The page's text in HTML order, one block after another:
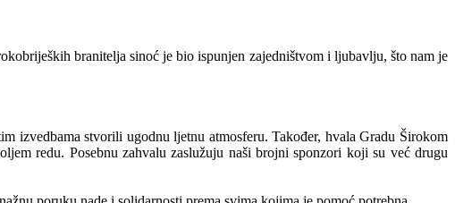
branitelja sinoć je bio ispunjen zajedništvom i ljubavlju, što nam je
izvedbama stvorili ugodnu ljetnu atmosferu. Također, hvala Gradu Širokom
redu. Posebnu zahvalu zaslužuju naši brojni sponzori koji su već drugu